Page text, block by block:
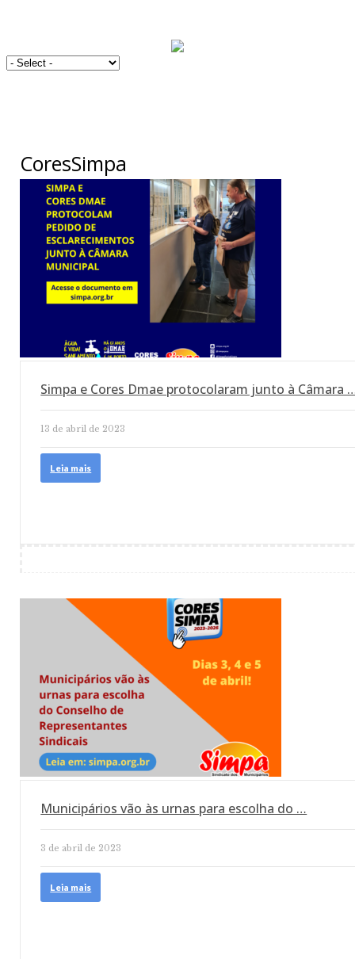
CoresSimpa
Simpa e Cores Dmae protocolaram junto à Câmara
13 de abril de 2023
Leia mais
Municipários vão às urnas para escolha do …
3 de abril de 2023
Leia mais